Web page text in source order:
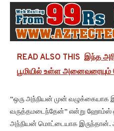
READ ALSO THIS இந்த
பூமியில் உள்ள
“ஒரு அந்நியன் முன் வழுக்கையாக
வருத்தமடைந்தேன்” என்று ஹோம்ஸ்
அந்நியன் மொட்டையாக